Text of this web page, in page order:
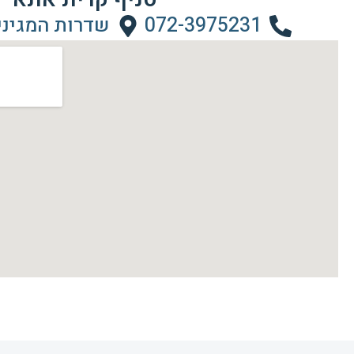
072-3975231 שדרות המגינים 6,